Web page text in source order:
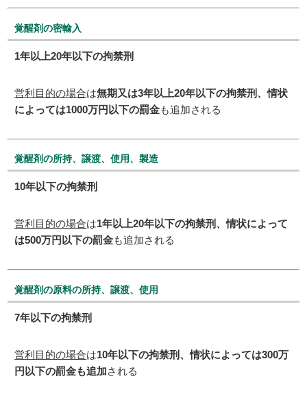
覚醒剤の密輸入
1年以上20年以下の拘禁刑
営利目的の場合は無期又は3年以上20年以下の拘禁刑、情状
によっては1000万円以下の罰金も追加される
覚醒剤の所持、譲渡、使用、製造
10年以下の拘禁刑
営利目的の場合は1年以上20年以下の拘禁刑、情状によって
は500万円以下の罰金も追加される
覚醒剤の原料の所持、譲渡、使用
7年以下の拘禁刑
営利目的の場合は10年以下の拘禁刑、情状によっては300万
円以下の罰金も追加される